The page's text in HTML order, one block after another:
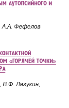
АУТОПСИЙНОГО И
А.А. Фефелов
«ГОРЯЧЕЙ ТОЧКИ»
В.Ф. Лазукин,